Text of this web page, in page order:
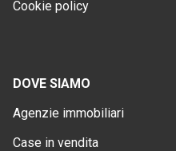
Cookie policy
DOVE SIAMO
Agenzie immobiliari
Case in vendita